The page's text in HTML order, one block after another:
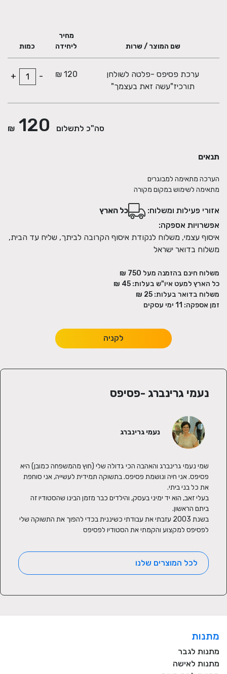
דף הוראות צעד אחר צעד
שם המוצר / שרות
מחיר
ליחידה
כמות
ערכת פסיפס -פלטה לשולחן
תורכיז"עשה זאת בעצמך"
120 ₪
-
+
סה"כ לתשלום 120
₪
תנאים
מתאימה לשימוש במקום מקורה
אזורי פעילות ומשלוח:
כל הארץ
אפשרויות אספקה:
איסוף עצמי, משלוח לנקודת איסוף הקרובה לביתך, שליח עד הבית,
משלוח בדואר ישראל
משלוח חינם בהזמנה מעל 750
₪
כל הארץ למעט איו"ש בעלות:
משלוח בדואר בעלות:
זמן אספקה: 11 ימי עסקים
לקניה
לפסיפס למקצוע והקמתי את הסטודיו לפסיפס
לכל המוצרים שלנו
נעמי גרינברג -פסיפס
נעמי גרינברג
מתנות
מתנות לגבר
מתנות לאישה